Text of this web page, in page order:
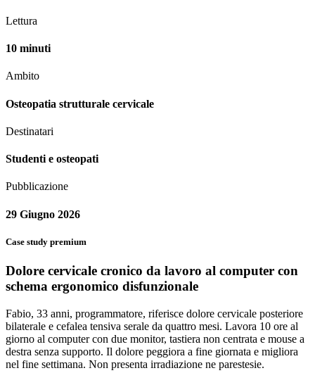
Lettura
10 minuti
Ambito
Osteopatia strutturale cervicale
Destinatari
Studenti e osteopati
Pubblicazione
29 Giugno 2026
Case study premium
Dolore cervicale cronico da lavoro al computer con
schema ergonomico disfunzionale
Fabio, 33 anni, programmatore, riferisce dolore cervicale posteriore
bilaterale e cefalea tensiva serale da quattro mesi. Lavora 10 ore al
giorno al computer con due monitor, tastiera non centrata e mouse a
destra senza supporto. Il dolore peggiora a fine giornata e migliora
nel fine settimana. Non presenta irradiazione ne parestesie.